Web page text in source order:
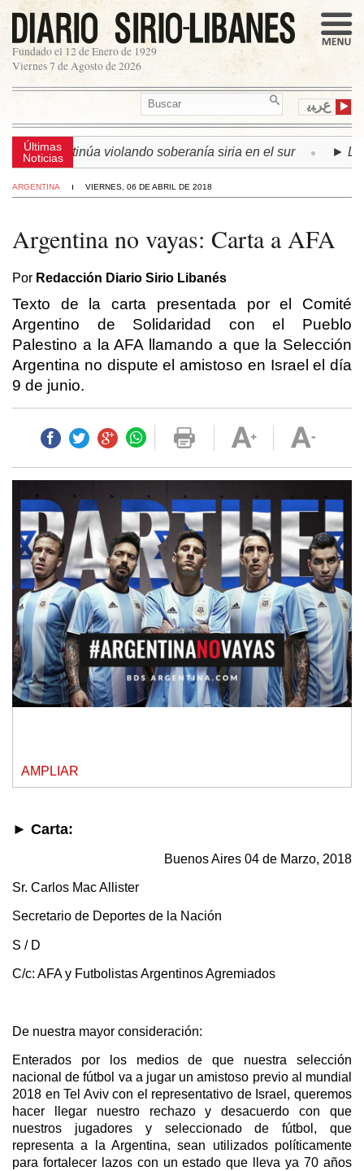
Fundado el 12 de Enero de 1929
Viernes 7 de Agosto de 2026
ﻉﺮﺒﻳ
Últimas
Noticias
continúa violando soberanía siria en el sur ►
ARGENTINA VIERNES, 06 DE ABRIL DE 2018
Argentina no vayas: Carta a AFA
Por Redacción Diario Sirio Libanés
Texto de la carta presentada por el Comité
Argentino de Solidaridad con el Pueblo
Palestino a la AFA llamando a que la Selección
Argentina no dispute el amistoso en Israel el día
9 de junio.
AMPLIAR
► Carta:
Buenos Aires 04 de Marzo, 2018
Sr. Carlos Mac Allister
Secretario de Deportes de la Nación
S / D
C/c: AFA y Futbolistas Argentinos Agremiados
De nuestra mayor consideración:
Enterados por los medios de que nuestra selección
nacional de fútbol va a jugar un amistoso previo al mundial
2018 en Tel Aviv con el representativo de Israel, queremos
hacer llegar nuestro rechazo y desacuerdo con que
nuestros jugadores y seleccionado de fútbol, que
representa a la Argentina, sean utilizados políticamente
para fortalecer lazos con un estado que lleva ya 70 años